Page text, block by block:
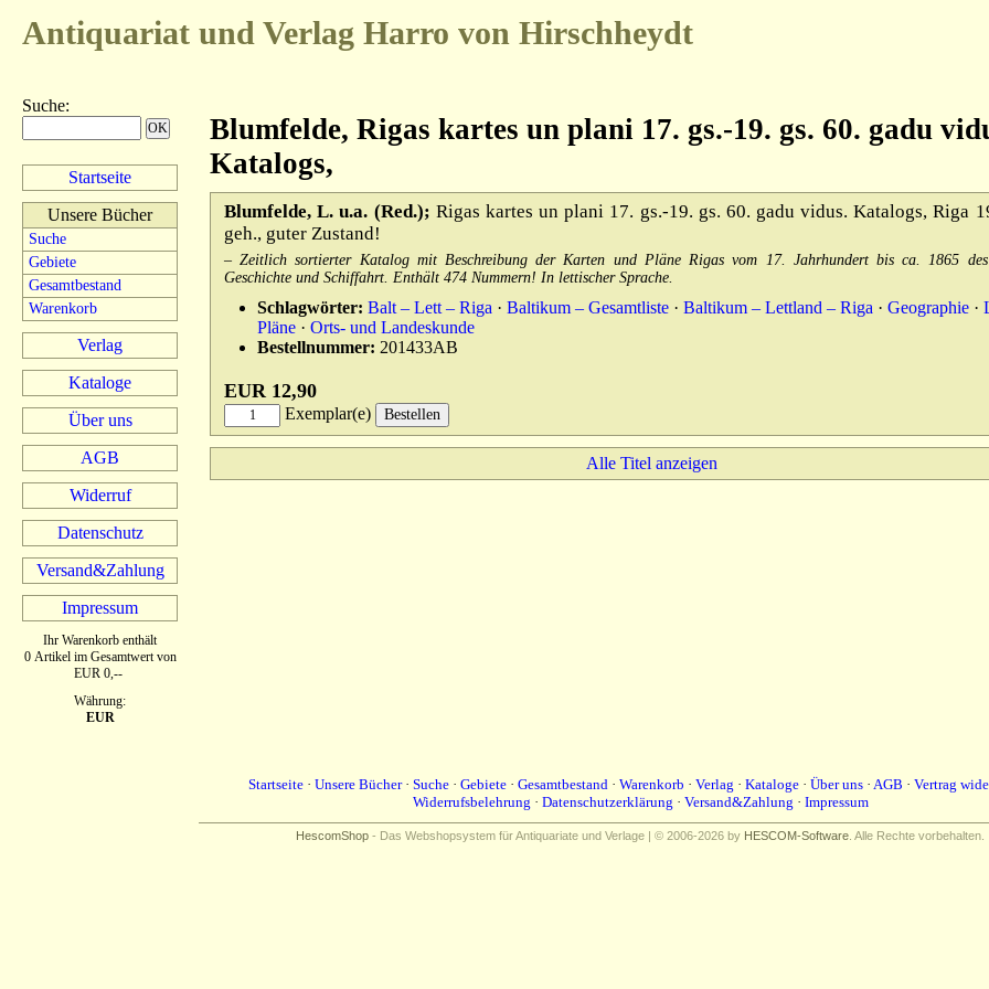
Antiquariat und Verlag Harro von Hirschheydt
Suche:
Startseite
Unsere Bücher
Suche
Gebiete
Gesamtbestand
Warenkorb
Verlag
Kataloge
Über uns
AGB
Widerruf
Datenschutz
Versand&Zahlung
Impressum
Ihr Warenkorb enthält
0 Artikel im Gesamtwert von
EUR 0,--
Währung:
EUR
Blumfelde, Rigas kartes un plani 17. gs.-19. gs. 60. gadu
Katalogs,
Blumfelde, L. u.a. (Red.); Rigas kartes un plani 17. gs.-19. gs. 60. gadu vidus. Katalogs, Riga
geh., guter Zustand!
– Zeitlich sortierter Katalog mit Beschreibung der Karten und Pläne Rigas vom 17. Jahrhundert bis ca. 1865
Geschichte und Schiffahrt. Enthält 474 Nummern! In lettischer Sprache.
Schlagwörter: Balt – Lett – Riga · Baltikum – Gesamtliste · Baltikum – Lettland – Riga · Geographie ·
Pläne · Orts- und Landeskunde
Bestellnummer: 201433AB
EUR 12,90
Exemplar(e)
Alle Titel anzeigen
Startseite · Unsere Bücher· Suche · Gebiete · Gesamtbestand · Warenkorb · Verlag · Kataloge · Über uns · AGB · Vertrag
Widerrufsbelehrung · Datenschutzerklärung · Versand&Zahlung · Impressum
HescomShop - Das Webshopsystem für Antiquariate und Verlage | © 2006-2026 by HESCOM-Software . Alle Rechte vorbehalten.